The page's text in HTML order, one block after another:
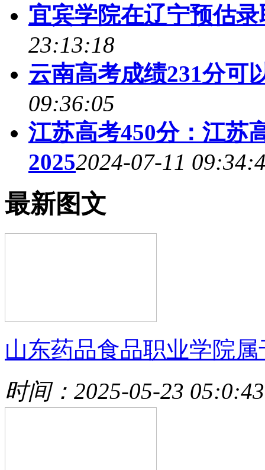
宜宾学院在辽宁预估
23:13:18
云南高考成绩231分可
09:36:05
江苏高考450分：江苏
20252024-07-11
最新图文
山东药品食品职业学院属
时间：2025-05-23 05:0:43